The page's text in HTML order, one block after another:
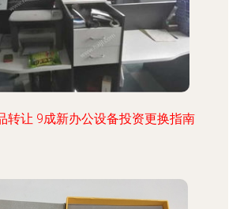
转让 9成新办公设备投资更换指南